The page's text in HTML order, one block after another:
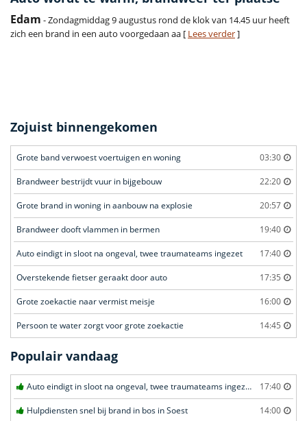
Edam - Zondagmiddag 9 augustus rond de klok van 14.45 uur heeft
zich een brand in een auto voorgedaan aa [ Lees verder]
Zojuist binnengekomen
Grote band verwoest voertuigen en woning 03:30
Brandweer bestrijdt vuur in bijgebouw 22:20
Grote brand in woning in aanbouw na explosie 20:57
Brandweer dooft vlammen in bermen 19:40
Auto eindigt in sloot na ongeval, twee traumateams ingezet 17:40
Overstekende fietser geraakt door auto 17:35
Grote zoekactie naar vermist meisje 16:00
Persoon te water zorgt voor grote zoekactie 14:45
Populair vandaag
Auto eindigt in sloot na ongeval, twee traumateams ingezet in Uden 17:40
Hulpdiensten snel bij brand in bos in Soest 14:00